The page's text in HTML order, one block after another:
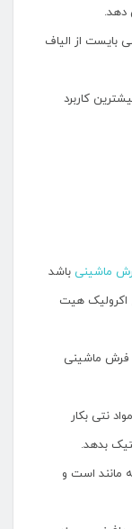
دهد.
بایست از الیاف
کاربرد
ماشینی باشد
اکرولیک هیت
فرش ماشینی
نتی بکار
بدهد.
مانند است و